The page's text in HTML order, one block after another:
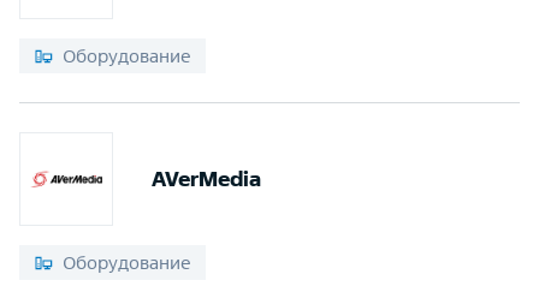
Оборудование
AVerMedia
Оборудование